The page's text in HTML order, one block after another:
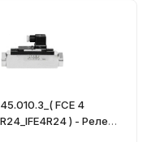
45.010.3_( FCE 4
R24_IFE4R24 ) - Реле